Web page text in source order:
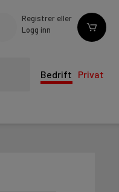
Registrer eller
Logg inn
Bedrift Privat